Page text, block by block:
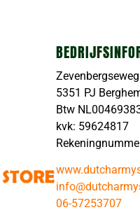
5351 PJ
Btw
kvk: 59624817
06-57253707